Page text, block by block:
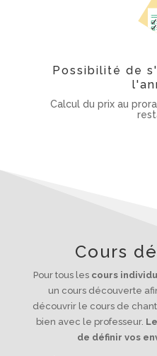
Possibilité de
Calcul du prix au
Cours
Pour tous les cours
un cours découverte
découvrir le cours de
bien avec le professeur.
de définir vos